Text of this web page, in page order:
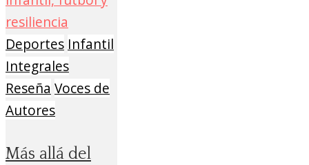
Deportes Infantil
Integrales
Reseña Voces de
Autores
Más allá del